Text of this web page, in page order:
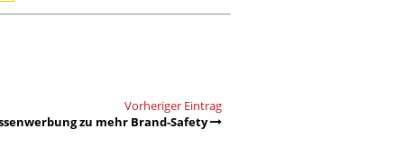
Vorheriger Eintrag
zu mehr Brand-Safety